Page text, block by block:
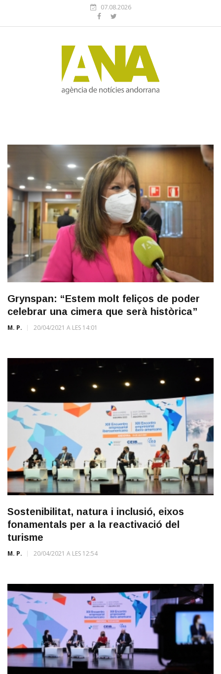
07.08.2026
Grynspan: “Estem molt feliços de poder
celebrar una cimera que serà històrica”
M. P. 20/04/2021 A LES 14:01
Sostenibilitat, natura i inclusió, eixos
fonamentals per a la reactivació del
turisme
M. P. 20/04/2021 A LES 12:54